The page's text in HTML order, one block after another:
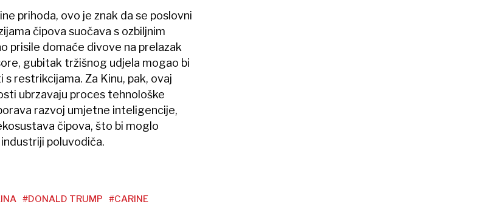
prihoda, ovo je znak da se poslovni
čipova suočava s ozbiljnim
prisile domaće divove na prelazak
gubitak tržišnog udjela mogao bi
restrikcijama. Za Kinu, pak, ovaj
ubrzavaju proces tehnološke
razvoj umjetne inteligencije,
čipova, što bi moglo
poluvodiča.
#DONALD TRUMP #CARINE